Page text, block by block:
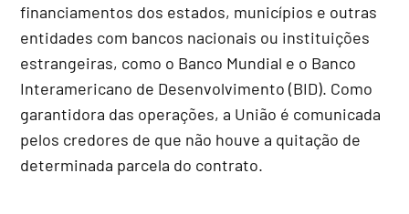
financiamentos dos estados, municípios e outras
entidades com bancos nacionais ou instituições
estrangeiras, como o Banco Mundial e o Banco
Interamericano de Desenvolvimento (BID). Como
garantidora das operações, a União é comunicada
pelos credores de que não houve a quitação de
determinada parcela do contrato.